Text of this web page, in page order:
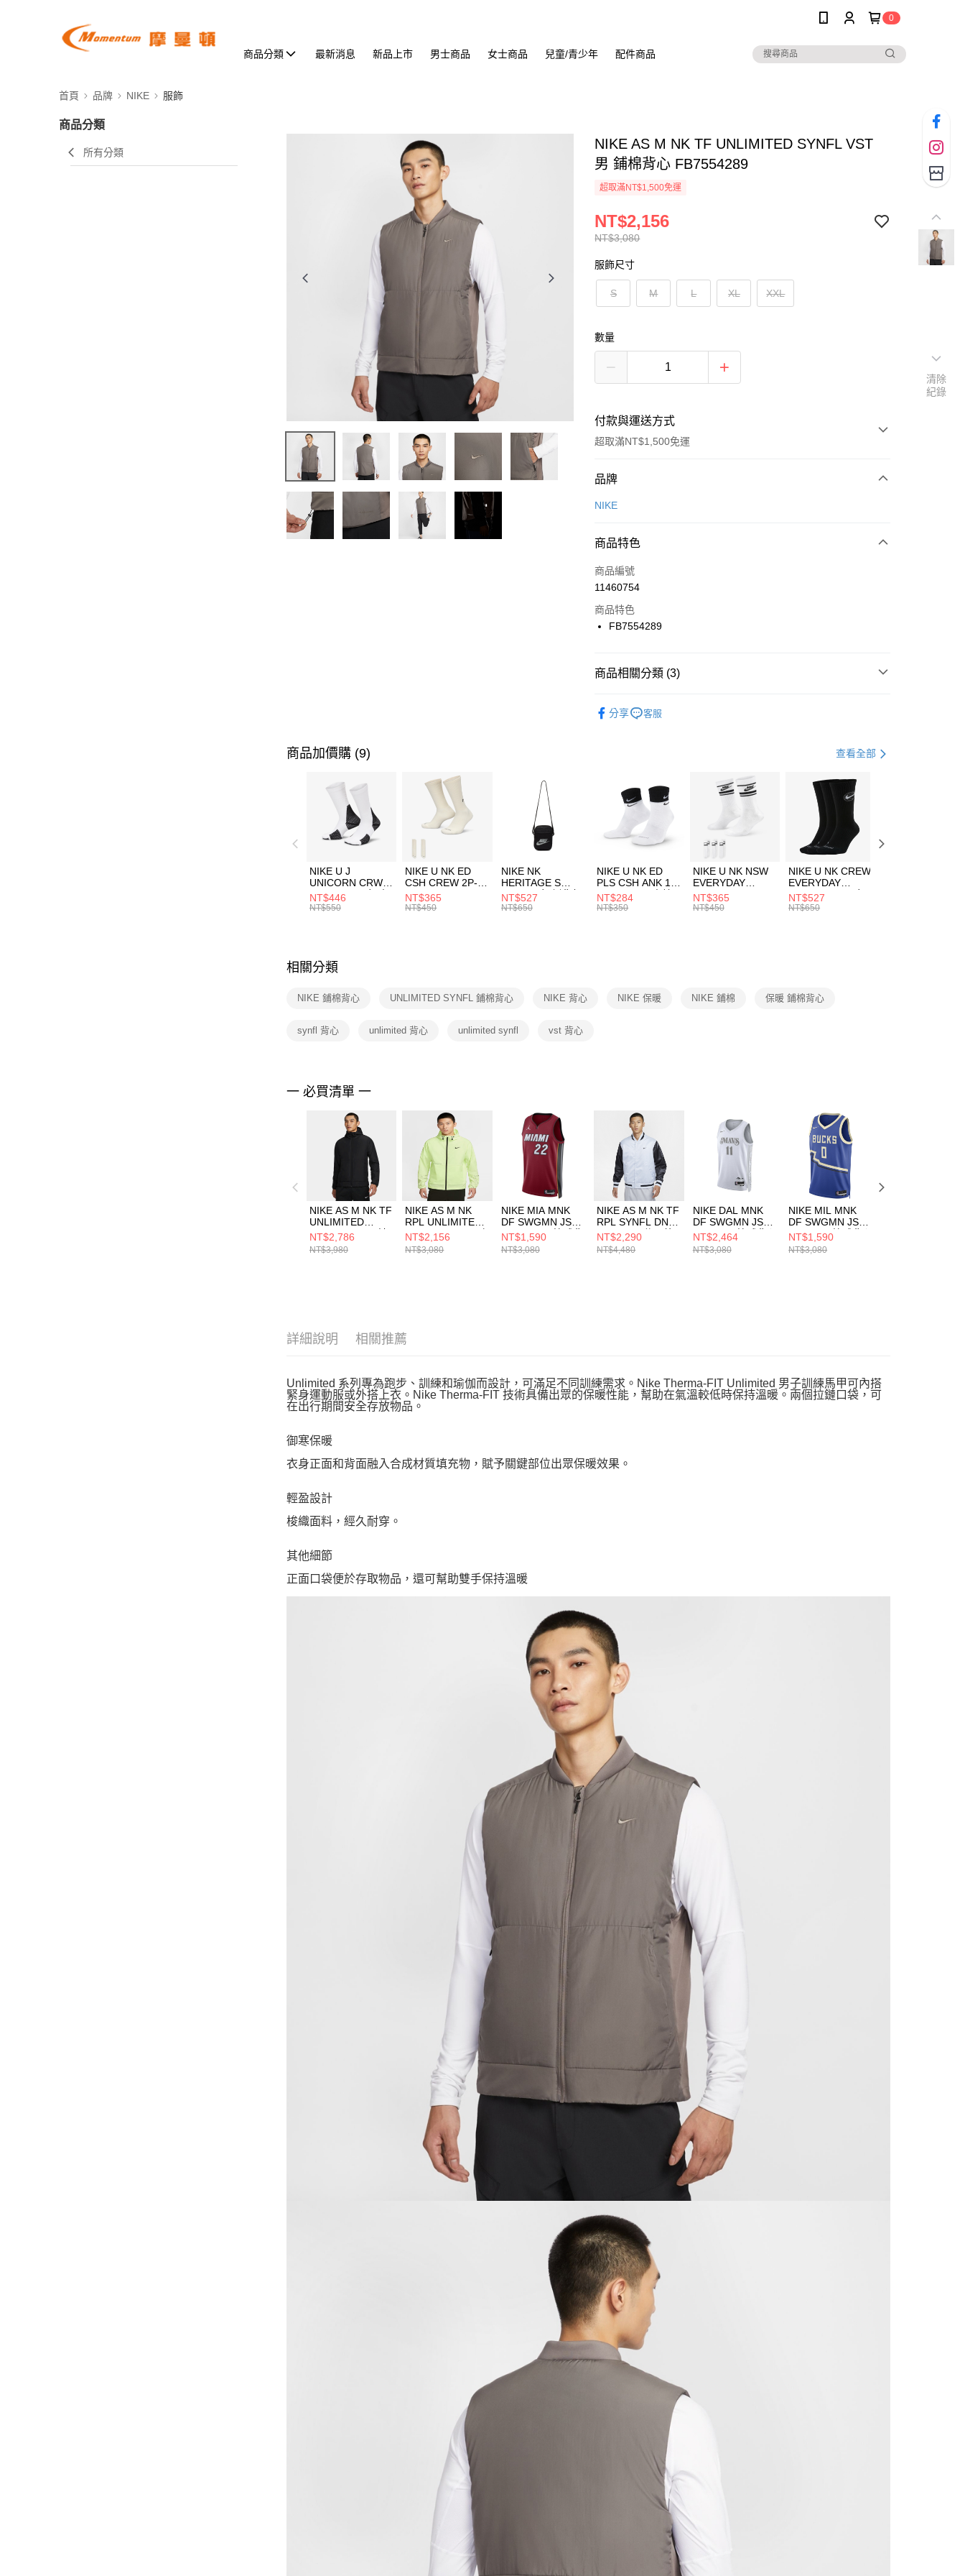
0
商品分類 最新消息 新品上市 男士商品 女士商品 兒童/青少年 配件商品
首頁 品牌 NIKE 服飾
商品分類
所有分類
NIKE AS M NK TF UNLIMITED SYNFL VST
男 鋪棉背心 FB7554289
超取滿NT$1,500免運
NT$3,080
NT$2,156
服飾尺寸
S M L XL XXL
數量
付款與運送方式
超取滿NT$1,500免運
付款方式
信用卡一次付款
合作金庫商業銀行
華南商業銀行
上海商業儲蓄銀行
國泰世華商業銀行
聯邦商業銀行
台新國際商業銀行
LINE Pay
Apple Pay
【關於「AFTEE先享後付」】
３．安心：先確認商品／服務後，再付款。
【「AFTEE先享後付」結帳流程】
１．於結帳方式選擇「AFTEE先享後付」後，將跳轉至「AFTEE先享後
付」結帳頁面，進行簡訊認證並確認金額後，即可完成結帳。
２．訂單成立數日內，您將收到繳費通知簡訊。
３．收到繳費通知簡訊後14天內，點擊此簡訊中的連結，可透過四大超商
／ATM／網路銀行／等多元方式進行付款，方視為交易完成。
※ 請注意：結帳手續完成當下不需立刻繳費，但若您需要取消訂單，請聯
絡購買商品的店家。未經商家同意取消之訂單仍視為有效，需透過AFTEE
先享後付繳納相關費用。
交易，需依本服務之必要範圍內提供個人資料，並將交易相關給付款項請
結果請求用戶進行身份認證。
５．嚴禁一人註冊多個帳號或使用他人資訊註冊。若發現惡意使用之情
形，恩沛科技股份有限公司將有權停止該用戶之使用額度並採取法律行
動。
每筆NT$100，滿NT$1,500(含以上)免運費
每筆NT$100，滿NT$1,500(含以上)免運費
付款後門市自取
每筆NT$100，滿NT$1,500(含以上)免運費
品牌
NIKE
商品特色
商品編號
11460754
商品特色
FB7554289
商品相關分類 (3)
分享 客服
商品加價購 (9) 查看全部
NIKE U J
UNICORN CRW
1PR -160 男女 中
統襪 FZ3393100
NT$446
NT$550
NIKE U NK ED
CSH CREW 2P-
144 EMBRDY 男
女 短統襪
NT$365
NT$450
NIKE NK
HERITAGE S
SMIT 男女 側背包
BA5871010
NT$527
NT$650
NIKE U NK ED
PLS CSH ANK 1P
144 DBL 男 中統
襪 DH4058104
NT$284
NT$350
NIKE U NK NSW
EVERYDAY
ESSENTIAL CR
男女 短統襪
NT$365
NT$450
NIKE U NK CREW
EVERYDAY
BBALL 3PR 男女
長統襪
NT$527
NT$650
相關分類
NIKE 鋪棉背心 UNLIMITED SYNFL 鋪棉背心 NIKE 背心 NIKE 保暖 NIKE 鋪棉 保暖 鋪棉背心
synfl 背心 unlimited 背心 unlimited synfl vst 背心
一 必買清單 一
NIKE AS M NK TF
UNLIMITED
SYNFL JKT 男 連
帽外套
FB7545010
NT$2,786
NT$3,980
NIKE AS M NK
RPL UNLIMITED
JKT GCEL 男 風衣
外套 IF0373731
NT$2,156
NT$3,080
NIKE MIA MNK
DF SWGMN JSY
STM 22 男 籃球背
心 DO9532608
NT$1,590
NT$3,080
NIKE AS M NK TF
RPL SYNFL DNA
WVN J 男 休閒外
套 FZ0663043
NT$2,290
NT$4,480
NIKE DAL MNK
DF SWGMN JSY
CE 24 男 籃球背心
FQ4339101
NT$2,464
NT$3,080
NIKE MIL MNK
DF SWGMN JSY
CE 24 男 籃球背心
FQ4349483
NT$1,590
NT$3,080
詳細說明 相關推薦
Unlimited 系列專為跑步、訓練和瑜伽而設計，可滿足不同訓練需求。Nike Therma-FIT Unlimited 男子訓練馬甲可內搭
緊身運動服或外搭上衣。Nike Therma-FIT 技術具備出眾的保暖性能，幫助在氣溫較低時保持溫暖。兩個拉鏈口袋，可
在出行期間安全存放物品。
御寒保暖
衣身正面和背面融入合成材質填充物，賦予關鍵部位出眾保暖效果。
輕盈設計
梭織面料，經久耐穿。
其他細節
正面口袋便於存取物品，還可幫助雙手保持溫暖
清除
紀錄